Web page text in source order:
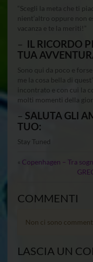
“Scegli la meta che ti
nient’altro oppure non
vacanza e te la meriti!”
– IL RICORDO
TUA
Sono qui da poco e
me la cosa bella di
incontrato e con cui la
molti momenti della
– SALUTA GLI
TUO:
Stay Tuned
« Copenhagen – Tra
COMMENTI
Non ci sono
LASCIA UN